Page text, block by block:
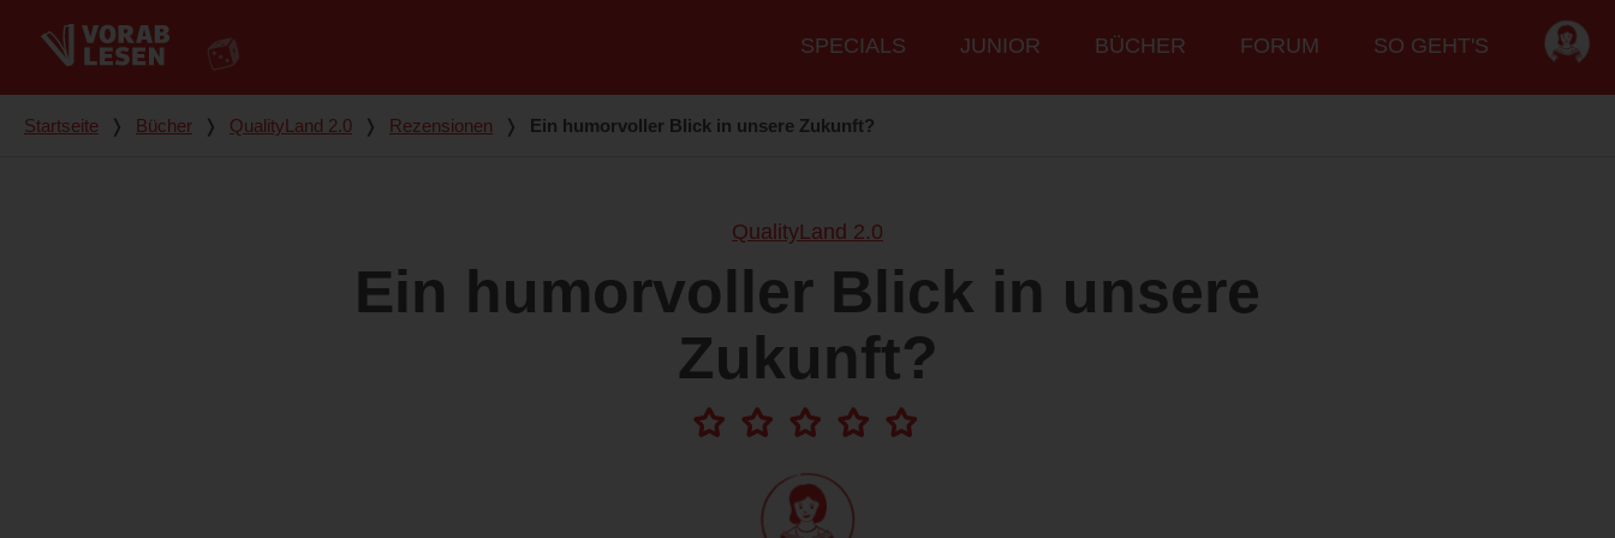
Hauptmenü
SPECIALS JUNIOR BÜCHER FORUM SO GEHT'S
Du bist hier
Startseite ❭ Bücher ❭ QualityLand 2.0 ❭ Rezensionen ❭ Ein humorvoller Blick in unsere Zukunft?
QualityLand 2.0
Ein humorvoller Blick in unsere
Zukunft?